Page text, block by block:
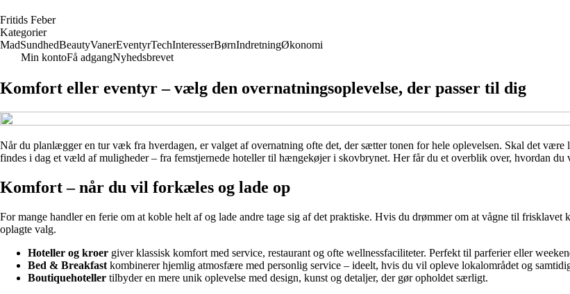
Fritids Feber
Kategorier
MadSundhedBeautyVanerEventyrTechInteresserBørnIndretningØkonomi
Min kontoFå adgangNyhedsbrevet
Komfort eller eventyr – vælg den overnatningsoplevelse, der passer til dig
Når du planlægger en tur væk fra hverdagen, er valget af overnatning ofte det, der sætter tonen for hele oplevelsen. Skal det
findes i dag et væld af muligheder – fra femstjernede hoteller til hængekøjer i skovbrynet. Her får du et overblik over, hvordan
Komfort – når du vil forkæles og lade op
For mange handler en ferie om at koble helt af og lade andre tage sig af det praktiske. Hvis du drømmer om at vågne til
oplagte valg.
Hoteller og kroer giver klassisk komfort med service, restaurant og ofte wellnessfaciliteter. Perfekt til parferier eller
Bed & Breakfast kombinerer hjemlig atmosfære med personlig service – ideelt, hvis du vil opleve lokalområdet og
Boutiquehoteller tilbyder en mere unik oplevelse med design, kunst og detaljer, der gør opholdet særligt.